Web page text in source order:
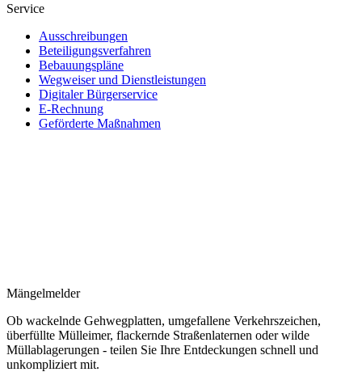
Service
Ausschreibungen
Beteiligungsverfahren
Bebauungspläne
Wegweiser und Dienstleistungen
Digitaler Bürgerservice
E-Rechnung
Geförderte Maßnahmen
Mängelmelder
Ob wackelnde Gehwegplatten, umgefallene Verkehrszeichen,
überfüllte Mülleimer, flackernde Straßenlaternen oder wilde
Müllablagerungen - teilen Sie Ihre Entdeckungen schnell und
unkompliziert mit.